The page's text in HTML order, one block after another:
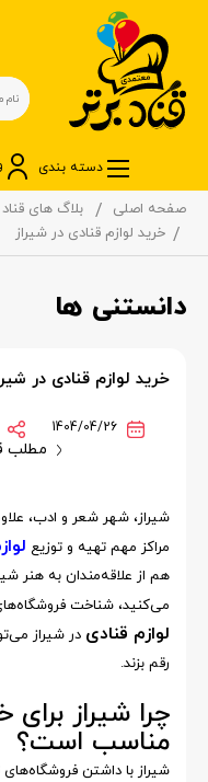
دسته بندی
صفحه اصلی بلاگ های قناد
خرید لوازم قنادی در شیراز
دانستنی ها
خرید لوازم قنادی در
مطلب
شیراز، شهر شعر و ادب،
مراکز مهم تهیه و توزیع
هم از علاقه‌مندان به هنر
می‌کنید، شناخت
لوازم قنادی در شیراز
رقم بزند.
چرا شیراز برای
مناسب است؟
شیراز با داشتن